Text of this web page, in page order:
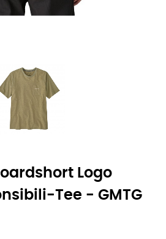
Logo
Tee - GMTG